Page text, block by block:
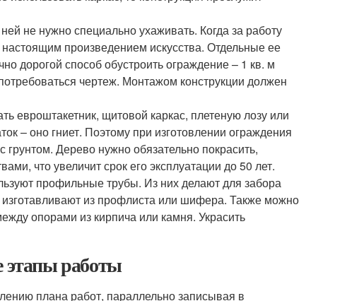
не нужно специально ухаживать. Когда за работу
произведением искусства. Отдельные ее
дорогой способ обустроить ограждение – 1 кв. м
чертеж. Монтажом конструкции должен
евроштакетник, щитовой каркас, плетеную лозу или
– оно гниет. Поэтому при изготовлении ограждения
грунтом. Дерево нужно обязательно покрасить,
что увеличит срок его эксплуатации до 50 лет.
профильные трубы. Из них делают для забора
из профлиста или шифера. Также можно
опорами из кирпича или камня. Украсить
этапы работы
плана работ, параллельно записывая в